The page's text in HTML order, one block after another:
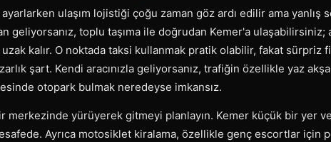
ulaşım lojistiği çoğu zaman göz ardı edilir ama yanlış
geliyorsanız, toplu taşıma ile doğrudan Kemer'a
kalır. O noktada taksi kullanmak pratik olabilir, fakat sürpriz
şart. Kendi aracınızla geliyorsanız, trafiğin özellikle yaz
otopark bulmak neredeyse imkansız.
merkezinde yürüyerek gitmeyi planlayın. Kemer küçük bir yer
Ayrıca motosiklet kiralama, özellikle genç escortlar için